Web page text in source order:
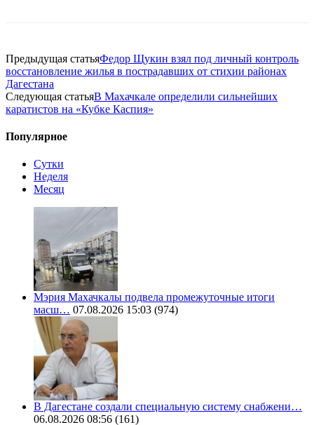
Предыдущая статьяФедор Щукин взял под личный контроль
восстановление жилья в пострадавших от стихии районах
Дагестана
Следующая статьяВ Махачкале определили сильнейших
каратистов на «Кубке Каспия»
Популярное
Сутки
Неделя
Месяц
Мэрия Махачкалы подвела промежуточные итоги
масш… 07.08.2026 15:03 (974)
В Дагестане создали специальную систему снабжени…
06.08.2026 08:56 (161)